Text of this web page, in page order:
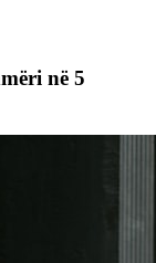
në 5